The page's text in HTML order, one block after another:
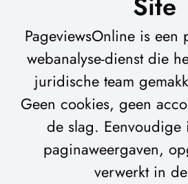
PageviewsOnline is een
webanalyse-dienst die
juridische team
Geen cookies, geen
de slag. Eenvoudige
paginaweergaven,
verwerkt in